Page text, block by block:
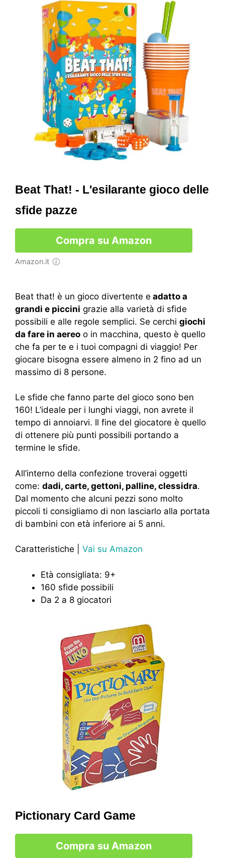
Beat That! - L'esilarante gioco delle
sfide pazze
Compra su Amazon
Amazon.it
Beat that! è un gioco divertente e adatto a
grandi e piccini grazie alla varietà di sfide
possibili e alle regole semplici. Se cerchi giochi
da fare in aereo o in macchina, questo è quello
che fa per te e i tuoi compagni di viaggio! Per
giocare bisogna essere almeno in 2 fino ad un
massimo di 8 persone.
Le sfide che fanno parte del gioco sono ben
160! L’ideale per i lunghi viaggi, non avrete il
tempo di annoiarvi. Il fine del giocatore è quello
di ottenere più punti possibili portando a
termine le sfide.
All’interno della confezione troverai oggetti
come: dadi, carte, gettoni, palline, clessidra.
Dal momento che alcuni pezzi sono molto
piccoli ti consigliamo di non lasciarlo alla portata
di bambini con età inferiore ai 5 anni.
Caratteristiche | Vai su Amazon
Età consigliata: 9+
160 sfide possibili
Da 2 a 8 giocatori
Pictionary Card Game
Compra su Amazon